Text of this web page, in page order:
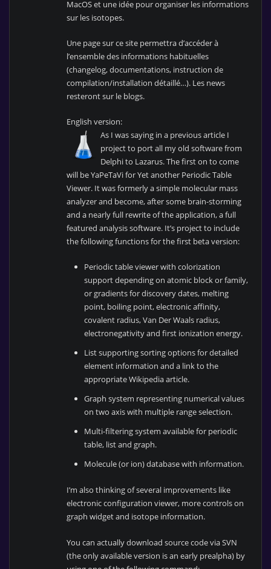
MacOS et une idée pour organiser les informations
sur les isotopes.
Une page sur ce site permettra d’accéder à
l’ensemble des informations habituelles
(changelog, documentations, instruction de
compilation/installation détaillé…). Les news
resteront sur le blogs.
English version:
As I was saying in a previous article I
project to port all my old software from
Delphi to Lazarus. The first on to come
will be YaPeTaVi for Yet another Periodic Table
Viewer. It was formerly a simple molecular mass
analyzer and become, after some brain-storming
and a nearly full rewrite of the application, a full
featured analysis software. It’s project to include
the following functions for the first beta version:
Periodic table viewer with colorization
support depending on atomic block or family,
or gradients for discovery dates, melting
point, boiling point, electronic affinity,
covalent radius, Van Der Waals radius,
electronegativity and first ionization energy.
List supporting sorting options for detailed
element information and a link to the
appropriate Wikipedia article.
Graph system representing numerical values
on two axis with multiple range selection.
Multi-filtering system available for periodic
table, list and graph.
Molecule (or ion) database with information.
I’m also thinking of several improvements like
electronic configuration viewer, more controls on
graph widget and isotope information.
You can actually download source code via SVN
(the only available version is an early prealpha) by